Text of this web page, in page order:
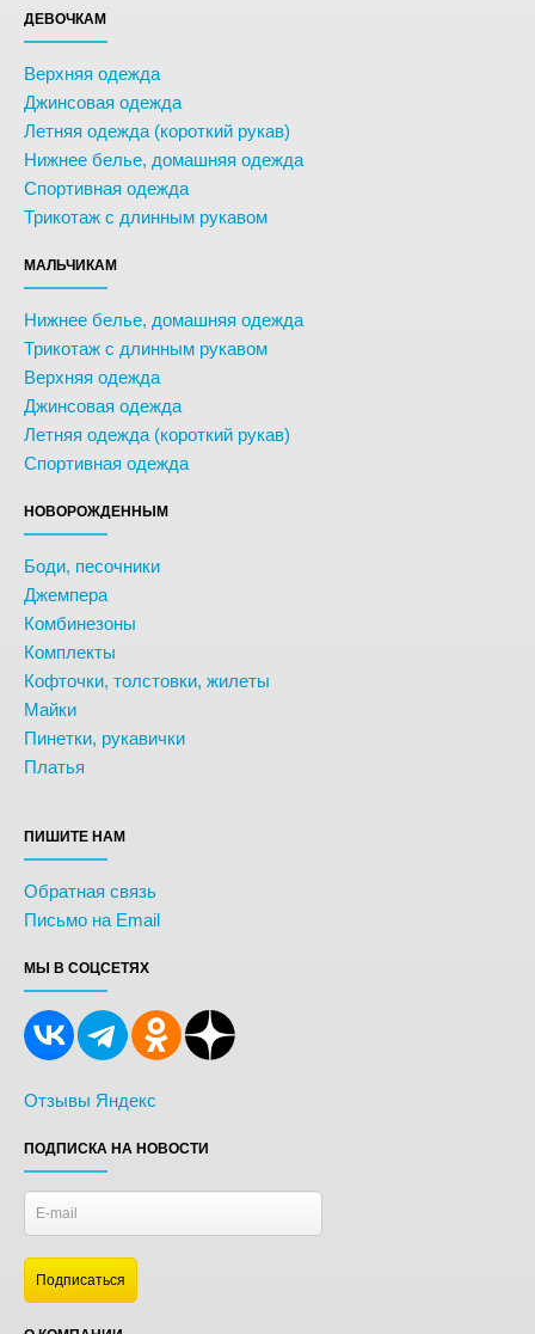
ДЕВОЧКАМ
Верхняя одежда
Джинсовая одежда
Летняя одежда (короткий рукав)
Нижнее белье, домашняя одежда
Спортивная одежда
Трикотаж с длинным рукавом
МАЛЬЧИКАМ
Нижнее белье, домашняя одежда
Трикотаж с длинным рукавом
Верхняя одежда
Джинсовая одежда
Летняя одежда (короткий рукав)
Спортивная одежда
НОВОРОЖДЕННЫМ
Боди, песочники
Джемпера
Комбинезоны
Комплекты
Кофточки, толстовки, жилеты
Майки
Пинетки, рукавички
Платья
ПИШИТЕ НАМ
Обратная связь
Письмо на Email
МЫ В СОЦСЕТЯХ
Отзывы Яндекс
ПОДПИСКА НА НОВОСТИ